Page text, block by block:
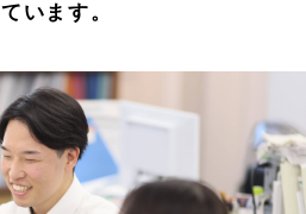
います。